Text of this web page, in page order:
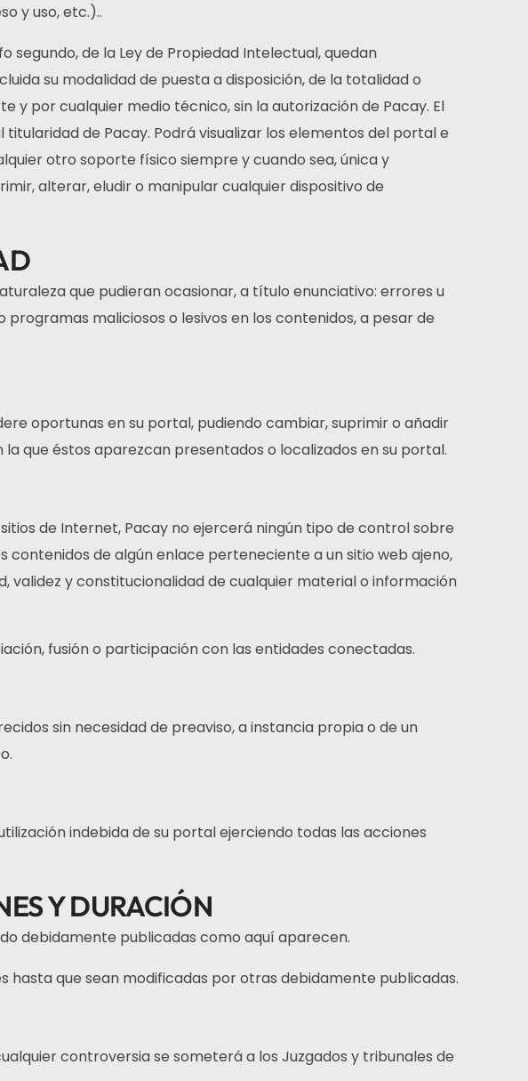
y uso, etc.)..
segundo, de la Ley de Propiedad Intelectual, quedan
su modalidad de puesta a disposición, de la totalidad o
y por cualquier medio técnico, sin la autorización de Pacay. El
de Pacay. Podrá visualizar los elementos del portal e
otro soporte físico siempre y cuando sea, única y
alterar, eludir o manipular cualquier dispositivo de
que pudieran ocasionar, a título enunciativo: errores u
maliciosos o lesivos en los contenidos, a pesar de
oportunas en su portal, pudiendo cambiar, suprimir o añadir
que éstos aparezcan presentados o localizados en su portal.
de Internet, Pacay no ejercerá ningún tipo de control sobre
contenidos de algún enlace perteneciente a un sitio web ajeno,
validez y constitucionalidad de cualquier material o información
fusión o participación con las entidades conectadas.
sin necesidad de preaviso, a instancia propia o de un
indebida de su portal ejerciendo todas las acciones
Y DURACIÓN
debidamente publicadas como aquí aparecen.
hasta que sean modificadas por otras debidamente publicadas.
controversia se someterá a los Juzgados y tribunales de